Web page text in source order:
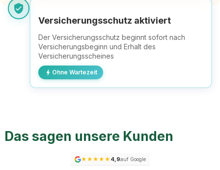
verified_user
Versicherungsschutz aktiviert
Der Versicherungsschutz beginnt sofort nach
Versicherungsbeginn und Erhalt des
Versicherungsscheines
bolt Ohne Wartezeit
Das sagen unsere Kunden
★ ★ ★ ★ ★ 4,9auf Google